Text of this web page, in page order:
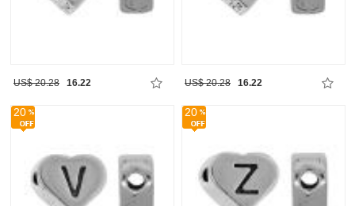
US$ 20.28 16.22 US$ 20.28 16.22
20 20